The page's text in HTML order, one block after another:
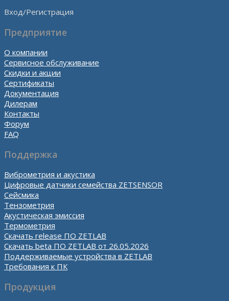
Вход/Регистрация
Предприятие
О компании
Сервисное обслуживание
Скидки и акции
Сертификаты
Документация
Дилерам
Контакты
Форум
FAQ
Поддержка
Виброметрия и акустика
Цифровые датчики семейства ZETSENSOR
Сейсмика
Тензометрия
Акустическая эмиссия
Термометрия
Скачать release ПО ZETLAB
Скачать beta ПО ZETLAB от 26.05.2026
Поддерживаемые устройства в ZETLAB
Требования к ПК
Продукция